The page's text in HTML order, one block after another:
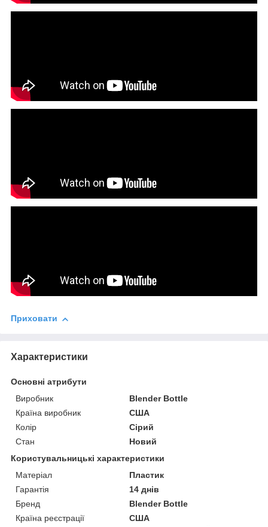
Приховати
Характеристики
Основні атрибути
Виробник
Blender Bottle
Країна виробник
США
Колір
Сірий
Стан
Новий
Користувальницькі характеристики
Матеріал
Пластик
Гарантія
14 днів
Бренд
Blender Bottle
Країна реєстрації
США